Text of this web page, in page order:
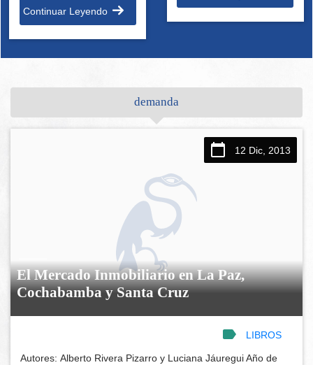
Continuar Leyendo
demanda
12 Dic, 2013
El Mercado Inmobiliario en La Paz,
Cochabamba y Santa Cruz
LIBROS
Autores: Alberto Rivera Pizarro y Luciana Jáuregui Año de